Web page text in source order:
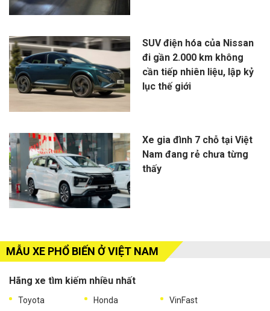
SUV điện hóa của Nissan
đi gần 2.000 km không
cần tiếp nhiên liệu, lập kỷ
lục thế giới
Xe gia đình 7 chỗ tại Việt
Nam đang rẻ chưa từng
thấy
MẪU XE PHỔ BIẾN Ở VIỆT NAM
Hãng xe tìm kiếm nhiều nhất
Toyota Honda VinFast